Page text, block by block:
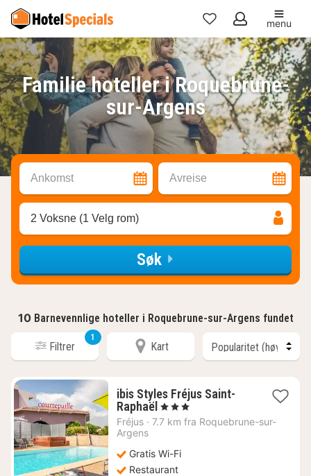
Mine
favoritter
menu
Familie hoteller i Roquebrune-
sur-Argens
Ankomst Avreise
2 Voksne (1 Velg rom)
Søk
10 Barnevennlige hoteller i Roquebrune-sur-Argens fundet
Filtrer
1
Kart
ibis Styles Fréjus Saint-
Raphaël 1
natt
kr.
, 3 Stjerner
Fréjus · 7.7 km fra Roquebrune-sur-
Argens
Gratis Wi-Fi
Restaurant